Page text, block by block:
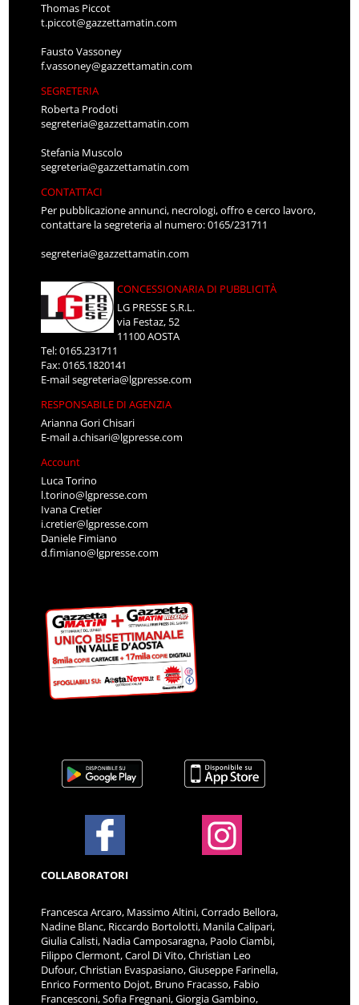
Thomas Piccot
t.piccot@gazzettamatin.com
Fausto Vassoney
f.vassoney@gazzettamatin.com
SEGRETERIA
Roberta Prodoti
segreteria@gazzettamatin.com
Stefania Muscolo
segreteria@gazzettamatin.com
CONTATTACI
Per pubblicazione annunci, necrologi, offro e cerco lavoro,
contattare la segreteria al numero: 0165/231711
segreteria@gazzettamatin.com
CONCESSIONARIA DI PUBBLICITÀ
LG PRESSE S.R.L.
via Festaz, 52
11100 AOSTA
Tel: 0165.231711
Fax: 0165.1820141
E-mailsegreteria@lgpresse.com
RESPONSABILE DI AGENZIA
Arianna Gori Chisari
E-maila.chisari@lgpresse.com
Account
Luca Torino
l.torino@lgpresse.com
Ivana Cretier
i.cretier@lgpresse.com
Daniele Fimiano
d.fimiano@lgpresse.com
COLLABORATORI
Francesca Arcaro, Massimo Altini, Corrado Bellora,
Nadine Blanc, Riccardo Bortolotti, Manila Calipari,
Giulia Calisti, Nadia Camposaragna, Paolo Ciambi,
Filippo Clermont, Carol Di Vito, Christian Leo
Dufour, Christian Evaspasiano, Giuseppe Farinella,
Enrico Formento Dojot, Bruno Fracasso, Fabio
Francesconi, Sofia Fregnani, Giorgia Gambino,